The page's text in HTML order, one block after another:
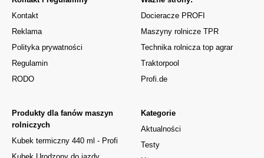
Kontakt
Reklama
Polityka prywatności
Regulamin
RODO
Kategorie
Aktualności
Testy
Produkty dla fanów maszyn
rolniczych
Kubek termiczny 440 ml - Profi
Docieracze PROFI
Maszyny rolnicze TPR
Technika rolnicza top agrar
Traktorpool
Profi.de